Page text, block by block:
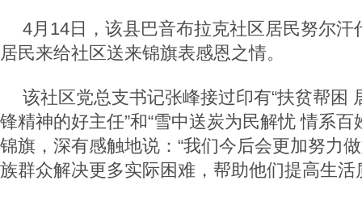
4月14日，该县巴音布拉克社区居民努尔汗
居民来给社区送来锦旗表感恩之情。
该社区党总支书记张峰接过印有“扶贫帮困
锋精神的好主任”和“雪中送炭为民解忧 情系百
锦旗，深有感触地说：“我们今后会更加努力
族群众解决更多实际困难，帮助他们提高生活